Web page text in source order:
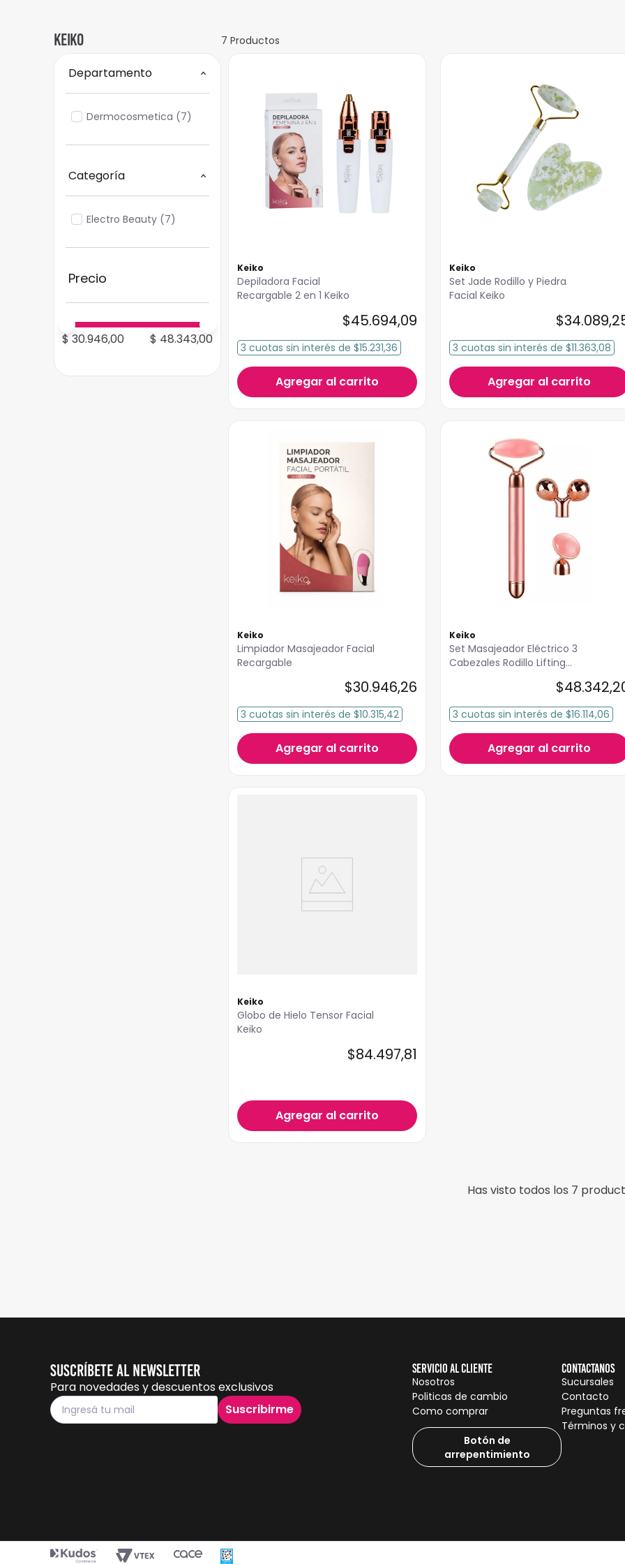
Keiko
Departamento
Dermocosmetica (7)
Categoría
Electro Beauty (7)
$ 30.946,00 $ 48.343,00
7 Productos
Keiko
Depiladora Facial
Recargable 2 en 1 Keiko
$45.694,09
3 cuotas sin interés de $15.231,36
Agregar al carrito
Keiko
Set Jade Rodillo y Piedra
Facial Keiko
$34.089,
3 cuotas sin interés de $11.363,08
Agregar al carrito
Keiko
Limpiador Masajeador Facial
Recargable
$30.946,26
3 cuotas sin interés de $10.315,42
Agregar al carrito
Keiko
Set Masajeador Eléctrico 3
Cabezales Rodillo Lifting
$48.342,
3 cuotas sin interés de $16.114,06
Agregar al carrito
Keiko
Globo de Hielo Tensor Facial
Keiko
$84.497,81
Agregar al carrito
Has visto todos los 7
Suscríbete al Newsletter
Para novedades y descuentos exclusivos
Suscribirme
Servicio al cliente
Nosotros
Politicas de cambio
Como comprar
Botón de
arrepentimiento
Contactanos
Sucursales
Contacto
Preguntas
Términos y